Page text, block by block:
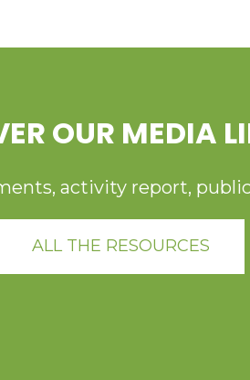
OUR MEDIA
activity report,
ALL THE RESOURCES